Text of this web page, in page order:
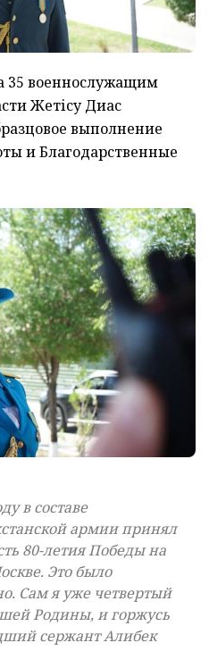
35 военнослужащим
Жетісу Диас
выполнение
и Благодарственные
в составе
армии принял
80-летия Победы на
Это было
Сам я уже четвертый
Родины, и горжусь
сержант Алибек